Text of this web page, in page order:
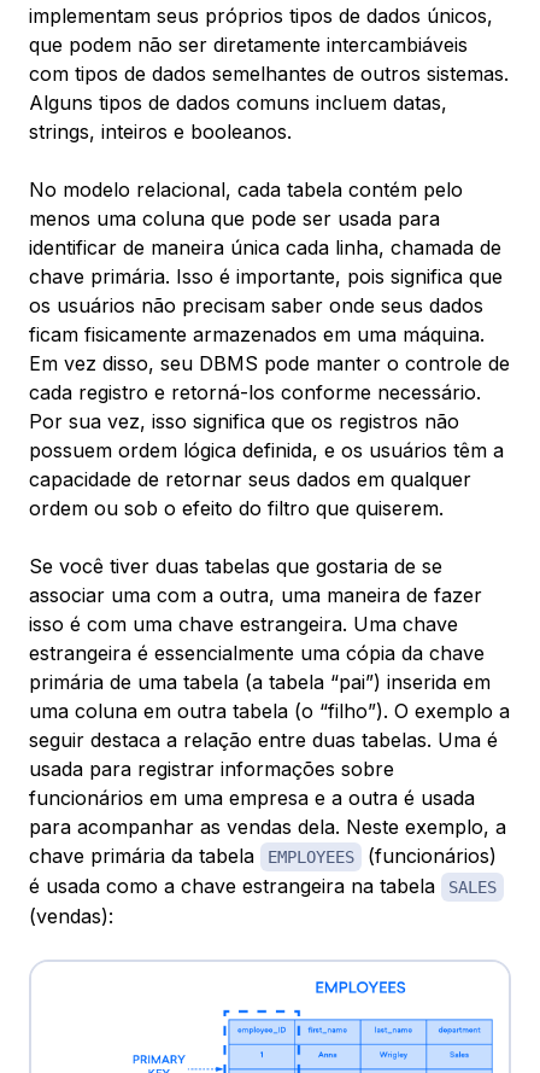
implementam seus próprios tipos de dados únicos,
que podem não ser diretamente intercambiáveis
com tipos de dados semelhantes de outros sistemas.
Alguns tipos de dados comuns incluem datas,
strings, inteiros e booleanos.
No modelo relacional, cada tabela contém pelo
menos uma coluna que pode ser usada para
identificar de maneira única cada linha, chamada de
chave primária. Isso é importante, pois significa que
os usuários não precisam saber onde seus dados
ficam fisicamente armazenados em uma máquina.
Em vez disso, seu DBMS pode manter o controle de
cada registro e retorná-los conforme necessário.
Por sua vez, isso significa que os registros não
possuem ordem lógica definida, e os usuários têm a
capacidade de retornar seus dados em qualquer
ordem ou sob o efeito do filtro que quiserem.
Se você tiver duas tabelas que gostaria de se
associar uma com a outra, uma maneira de fazer
isso é com uma chave estrangeira. Uma chave
estrangeira é essencialmente uma cópia da chave
primária de uma tabela (a tabela “pai”) inserida em
uma coluna em outra tabela (o “filho”). O exemplo a
seguir destaca a relação entre duas tabelas. Uma é
usada para registrar informações sobre
funcionários em uma empresa e a outra é usada
para acompanhar as vendas dela. Neste exemplo, a
chave primária da tabela
EMPLOYEES
(funcionários)
é usada como a chave estrangeira na tabela
SALES
(vendas):